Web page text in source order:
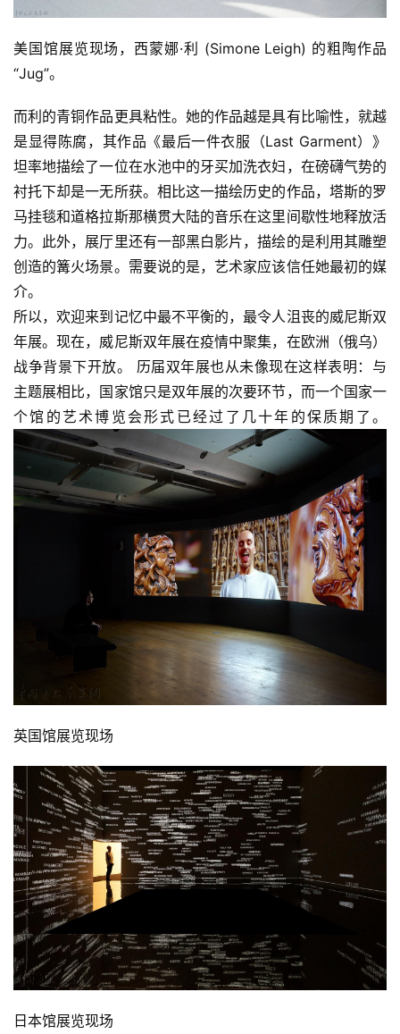
学
研
究
法
书
欣
赏
砚
边
夜
话
美
术
图
库
容
易
寫
百
例
美国馆展览现场，西蒙娜·利 (Simone Leigh) 的粗陶作品
“Jug”。
而利的青铜作品更具粘性。她的作品越是具有比喻性，就越
是显得陈腐，其作品《最后一件衣服（Last Garment）》
坦率地描绘了一位在水池中的牙买加洗衣妇，在磅礴气势的
衬托下却是一无所获。相比这一描绘历史的作品，塔斯的罗
马挂毯和道格拉斯那横贯大陆的音乐在这里间歇性地释放活
力。此外，展厅里还有一部黑白影片，描绘的是利用其雕塑
创造的篝火场景。需要说的是，艺术家应该信任她最初的媒
介。
所以，欢迎来到记忆中最不平衡的，最令人沮丧的威尼斯双
年展。现在，威尼斯双年展在疫情中聚集，在欧洲（俄乌）
战争背景下开放。 历届双年展也从未像现在这样表明：与
主题展相比，国家馆只是双年展的次要环节，而一个国家一
个馆的艺术博览会形式已经过了几十年的保质期了。
英国馆展览现场
日本馆展览现场